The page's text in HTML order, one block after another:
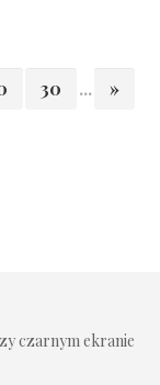
30 ... »
czarnym ekranie